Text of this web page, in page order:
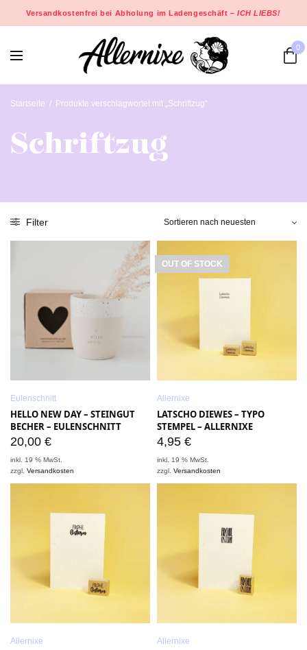
Versandkostenfrei bei Abholung im Ladengeschäft –ICH LIEBS!
0
Startseite / Produkte verschlagwortet mit „Schriftzug“
Schriftzug
Filter
Eulenschnitt
HELLO NEW DAY – STEINGUT
BECHER – EULENSCHNITT
20,00 €
inkl. 19 % MwSt.
zzgl.Versandkosten
OUT OF STOCK
Allernixe
LATSCHO DIEWES – TYPO
STEMPEL – ALLERNIXE
4,95 €
inkl. 19 % MwSt.
zzgl.Versandkosten
Allernixe Allernixe